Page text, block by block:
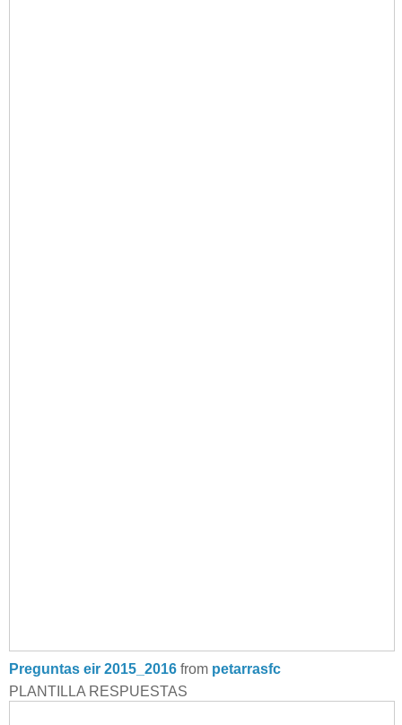
Preguntas eir 2015_2016 from petarrasfc
PLANTILLA RESPUESTAS